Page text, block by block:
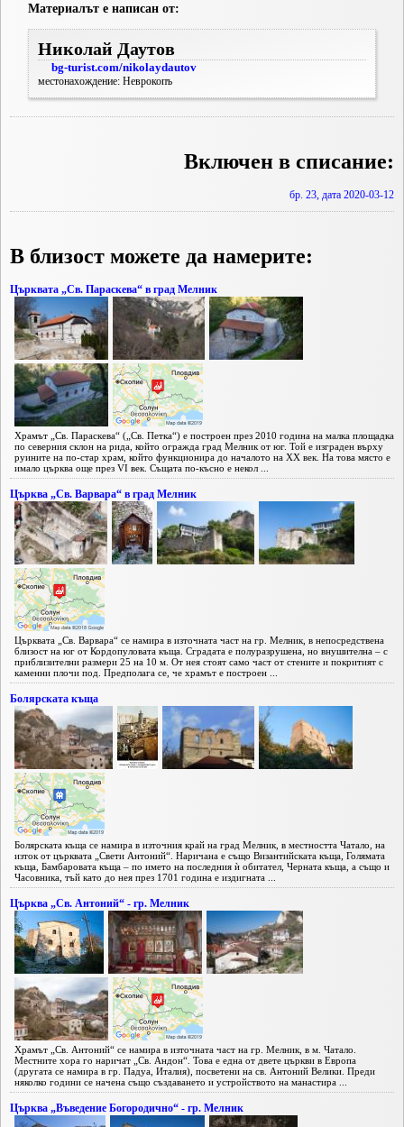
Материалът е написан от:
Николай Даутов
bg-turist.com/nikolaydautov
местонахождение: Неврокопъ
Включен в списание:
бр. 23, дата 2020-03-12
В близост можете да намерите:
Църквата „Св. Параскева“ в град Мелник
Храмът „Св. Параскева“ („Св. Петка“) е построен през 2010 година на малка площадка
по северния склон на рида, който огражда град Мелник от юг. Той е изграден върху
руините на по-стар храм, който функционира до началото на XX век. На това място е
имало църква още през VI век. Същата по-късно е некол ...
Църква „Св. Варвара“ в град Мелник
Църквата „Св. Варвара“ се намира в източната част на гр. Мелник, в непосредствена
близост на юг от Кордопуловата къща. Сградата е полуразрушена, но внушителна – с
приблизителни размери 25 на 10 м. От нея стоят само част от стените и покритият с
каменни плочи под. Предполага се, че храмът е построен ...
Болярската къща
Болярската къща се намира в източния край на град Мелник, в местността Чатало, на
изток от църквата „Свети Антоний“. Наричана е също Византийската къща, Голямата
къща, Бамбаровата къща – по името на последния ѝ обитател, Черната къща, а също и
Часовника, тъй като до нея през 1701 година е издигната ...
Църква „Св. Антоний“ - гр. Мелник
Храмът „Св. Антоний“ се намира в източната част на гр. Мелник, в м. Чатало.
Местните хора го наричат „Св. Андон“. Това е една от двете църкви в Европа
(другата се намира в гр. Падуа, Италия), посветени на св. Антоний Велики. Преди
няколко години се начена също създаването и устройството на манастира ...
Църква „Въведение Богородично“ - гр. Мелник